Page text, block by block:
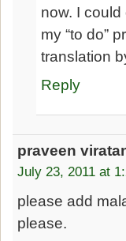
now. I
my “to do”
translation
Reply
praveen
July 23, 2011 at
please add
please.